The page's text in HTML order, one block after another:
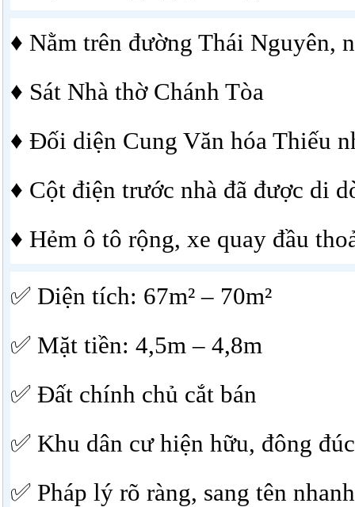
♦ Nằm trên đường Thái Nguyên,
♦ Sát Nhà thờ Chánh Tòa
♦ Đối diện Cung Văn hóa Thiếu
♦ Cột điện trước nhà đã được di
♦ Hẻm ô tô rộng, xe quay đầu
✅ Diện tích: 67m² – 70m²
✅ Mặt tiền: 4,5m – 4,8m
✅ Đất chính chủ cắt bán
✅ Khu dân cư hiện hữu, đông đúc
✅ Pháp lý rõ ràng, sang tên nhanh